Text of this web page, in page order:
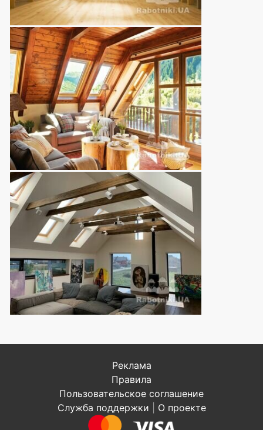
Реклама
Правила
Пользовательское соглашение
Служба поддержки
О проекте